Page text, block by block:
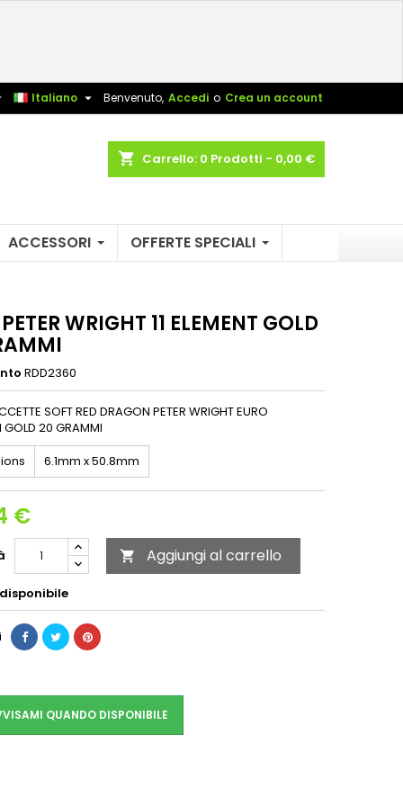
Benvenuto, Accedi o Crea un account
Italiano 
shopping_cart Carrello: 0 Prodotti - 0,00 €
ACCESSORI OFFERTE SPECIALI
WRIGHT 11 ELEMENT GOLD
RDD2360
SOFT RED DRAGON PETER WRIGHT EURO
GOLD 20 GRAMMI
6.1mm x 50.8mm
€
 Aggiungi al carrello
QUANDO DISPONIBILE